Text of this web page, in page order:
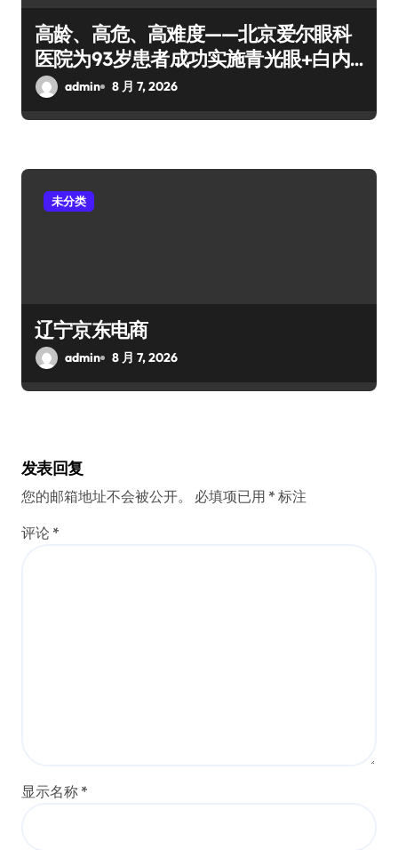
高龄、高危、高难度——北京爱尔眼科
医院为93岁患者成功实施青光眼+白内
障手术
admin 8 月 7, 2026
未分类
辽宁京东电商
admin 8 月 7, 2026
发表回复
您的邮箱地址不会被公开。 必填项已用 * 标注
评论 *
显示名称 *